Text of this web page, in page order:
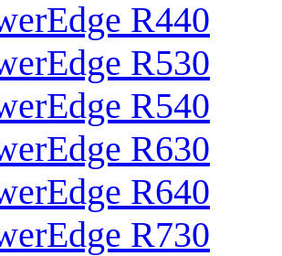
R440
R530
R540
R630
R640
R730